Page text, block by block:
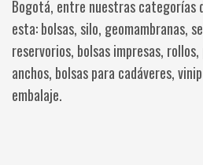
Bogotá, entre nuestras categorías
esta: bolsas, silo, geomambranas,
reservorios, bolsas impresas,
anchos, bolsas para cadáveres,
embalaje.